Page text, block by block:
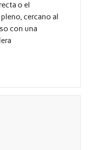
o el
cercano al
con una